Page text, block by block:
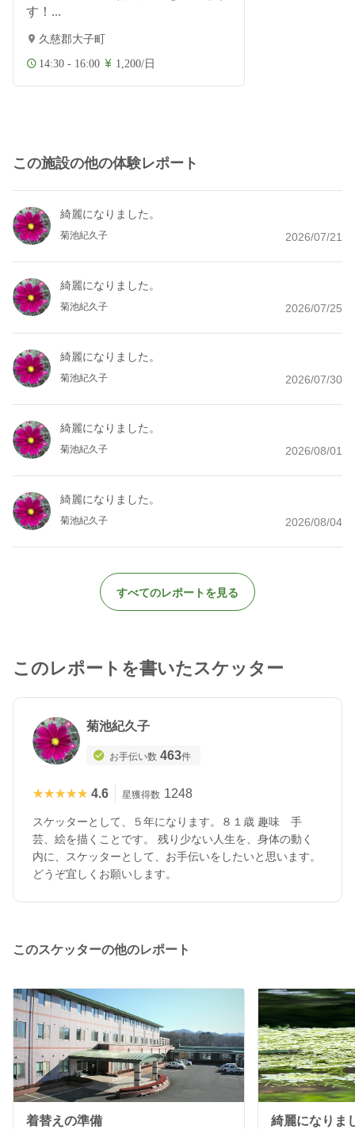
す！...
久慈郡大子町
14:30 - 16:00 1,200/日
この施設の他の体験レポート
綺麗になりました。
菊池紀久子 2026/07/21
綺麗になりました。
菊池紀久子 2026/07/25
綺麗になりました。
菊池紀久子 2026/07/30
綺麗になりました。
菊池紀久子 2026/08/01
綺麗になりました。
菊池紀久子 2026/08/04
すべてのレポートを見る
このレポートを書いたスケッター
菊池紀久子
お手伝い数 463件
★★★★★
★★★★★ 4.6 星獲得数 1248
スケッターとして、５年になります。８１歳 趣味 手
芸、絵を描くことです。 残り少ない人生を、身体の動く
内に、スケッターとして、お手伝いをしたいと思います。
どうぞ宜しくお願いします。
このスケッターの他のレポート
着替えの準備 綺麗になりま